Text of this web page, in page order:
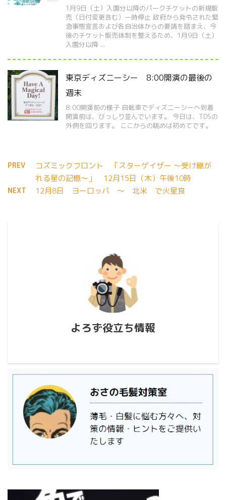
1月9日（土）入園分以降のパークチケットの新規販
売（日付変更含む）一時停止 政府から発令された緊
急事態宣言および各自治体からの要請を踏まえ、今
後のチケット販売体制を整えるため、1月9日（土）
入園分以降 ...
東京ディズニーシー 8:00開演の最後の
週末
8:00開演前の様子 自転車でディズニーシーへ到着
開演前は、びっしり並んでいます。 今日は、TDSの
外側を回ります。 ここからの眺めは初めてです。
PREV
コズミックフロント 「スターゲイザー 〜受け継が
れる星の記憶〜」 12月15日（木）午後10時
NEXT 12月8日 ヨーロッパ ～ 北米 で火星食
よろず役立ち情報